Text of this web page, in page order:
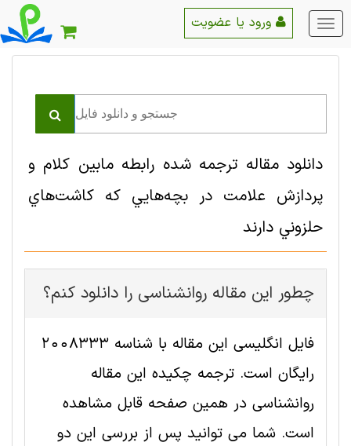
منو
اصلی
دانلود مقاله ترجمه شده رابطه مابين كلام و
پردازش علامت در بچه‌هايي كه كاشت‌هاي
حلزوني دارند
چطور این مقاله روانشناسی را دانلود کنم؟
فایل انگلیسی این مقاله با شناسه 2008333
رایگان است. ترجمه چکیده این مقاله
روانشناسی در همین صفحه قابل مشاهده
است. شما می توانید پس از بررسی این دو